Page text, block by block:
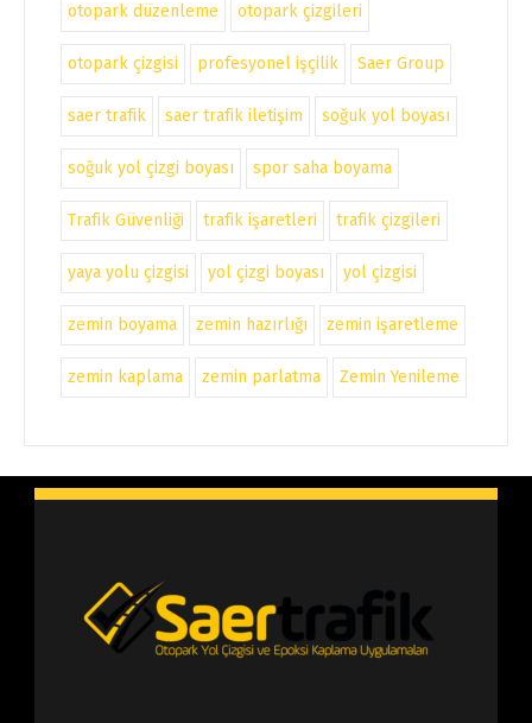
otopark düzenleme otopark çizgileri
otopark çizgisi profesyonel işçilik Saer Group
saer trafik saer trafik iletişim soğuk yol boyası
soğuk yol çizgi boyası spor saha boyama
Trafik Güvenliği trafik işaretleri trafik çizgileri
yaya yolu çizgisi yol çizgi boyası yol çizgisi
zemin boyama zemin hazırlığı zemin işaretleme
zemin kaplama zemin parlatma Zemin Yenileme